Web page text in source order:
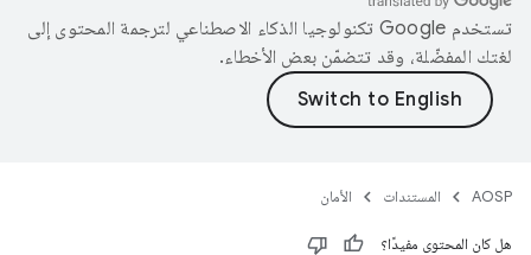
تستخدم Google تكنولوجيا الذكاء الاصطناعي لترجمة المحتوى إلى
لغتك المفضّلة، وقد تتضمّن بعض الأخطاء.
AOSP المستندات الأمان
هل كان المحتوى مفيدًا؟